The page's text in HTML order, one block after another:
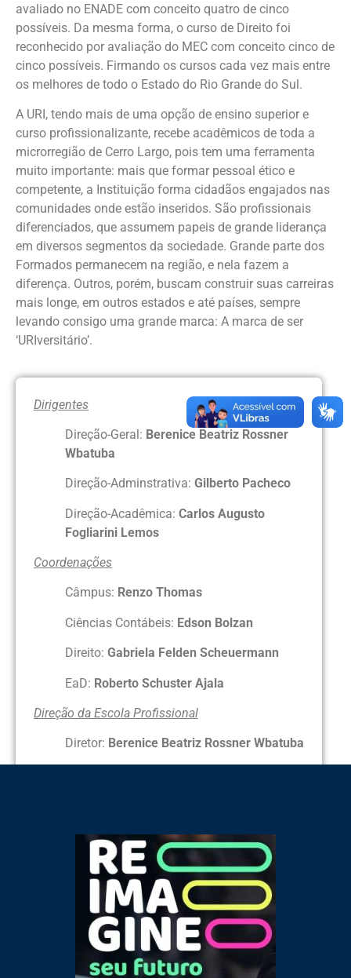
avaliado no ENADE com conceito quatro de cinco
possíveis. Da mesma forma, o curso de Direito foi
reconhecido por avaliação do MEC com conceito cinco de
cinco possíveis. Firmando os cursos cada vez mais entre
os melhores de todo o Estado do Rio Grande do Sul.
A URI, tendo mais de uma opção de ensino superior e
curso profissionalizante, recebe acadêmicos de toda a
microrregião de Cerro Largo, pois tem uma ferramenta
muito importante: mais que formar pessoal ético e
competente, a Instituição forma cidadãos engajados nas
comunidades onde estão inseridos. São profissionais
diferenciados, que assumem papeis de grande liderança
em diversos segmentos da sociedade. Grande parte dos
Formados permanecem na região, e nela fazem a
diferença. Outros, porém, buscam construir suas carreiras
mais longe, em outros estados e até países, sempre
levando consigo uma grande marca: A marca de ser
‘URIversitário’.
Dirigentes
Direção-Geral: Berenice Beatriz Rossner
Wbatuba
Direção-Adminstrativa: Gilberto Pacheco
Direção-Acadêmica: Carlos Augusto
Fogliarini Lemos
Coordenações
Câmpus: Renzo Thomas
Ciências Contábeis: Edson Bolzan
Direito: Gabriela Felden Scheuermann
EaD: Roberto Schuster Ajala
Direção da Escola Profissional
Diretor: Berenice Beatriz Rossner Wbatuba